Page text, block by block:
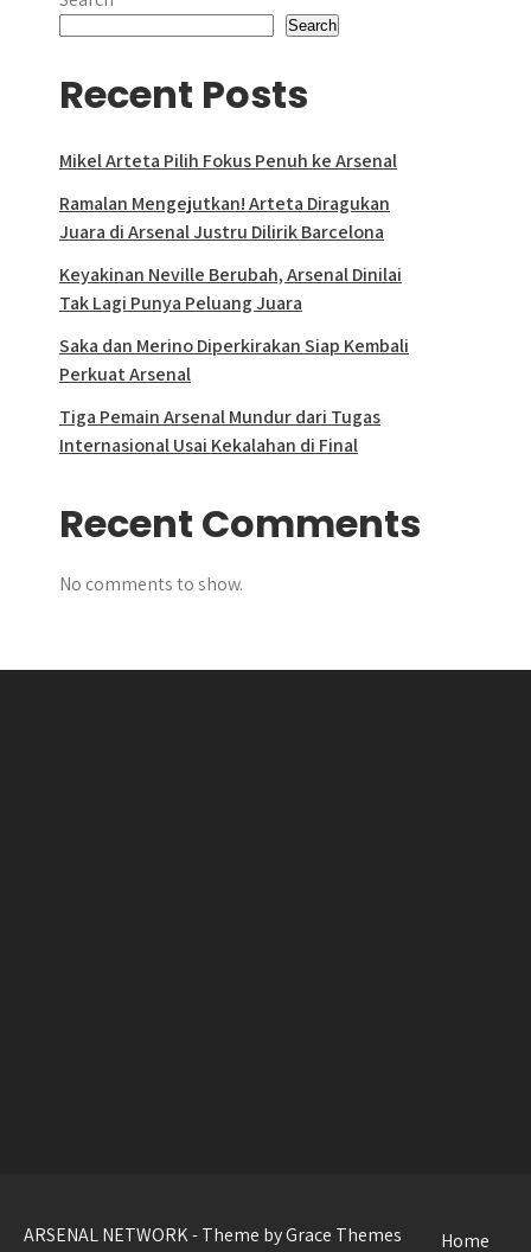
Search
Recent Posts
Mikel Arteta Pilih Fokus Penuh ke Arsenal
Ramalan Mengejutkan! Arteta Diragukan
Juara di Arsenal Justru Dilirik Barcelona
Keyakinan Neville Berubah, Arsenal Dinilai
Tak Lagi Punya Peluang Juara
Saka dan Merino Diperkirakan Siap Kembali
Perkuat Arsenal
Tiga Pemain Arsenal Mundur dari Tugas
Internasional Usai Kekalahan di Final
Recent Comments
No comments to show.
ARSENAL NETWORK - Theme by Grace Themes Home